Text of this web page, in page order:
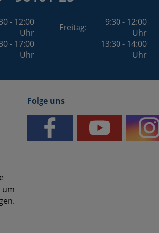
- 12:00
Uhr
Freitag:
9:30 - 12:00
Uhr
- 17:00
Uhr
13:30 - 14:00
Uhr
um
Folge uns